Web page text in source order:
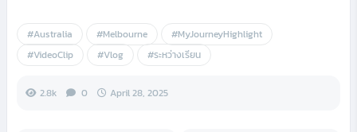
#Australia #Melbourne
#MyJourneyHighlight
#VideoClip
#Vlog #ระหว่างเรียน
2.8k 0 April 28, 2025